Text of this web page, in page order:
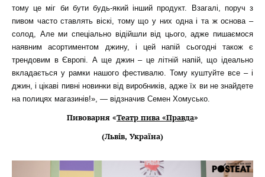
тому це міг би бути будь-який інший продукт. Взагалі, поруч з
пивом часто ставлять віскі, тому що у них одна і та ж основа –
солод, Але ми спеціально відійшли від цього, адже пишаємося
наявним асортиментом джину, і цей напій сьогодні також є
трендовим в Європі. А ще джин – це літній напій, що ідеально
вкладається у рамки нашого фестивалю. Тому куштуйте все – і
джин, і цікаві пивні новинки від виробників, адже їх ви не знайдете
на полицях магазинів!», — відзначив Семен Хомусько.
Пивоварня «Театр пива «Правда»
(Львів, Україна)